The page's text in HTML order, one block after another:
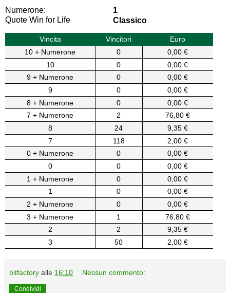
Numerone:
1
Quote Win for Life
Classico
Vincita Vincitori
Euro
10 + Numerone
0
0,00 €
10
0
0,00 €
9 + Numerone
0
0,00 €
9
0
0,00 €
8 + Numerone
0
0,00 €
7 + Numerone
2
76,80 €
8
24
9,35 €
7
118
2,00 €
0 + Numerone
0
0,00 €
0
0
0,00 €
1 + Numerone
0
0,00 €
1
0
0,00 €
2 + Numerone
0
0,00 €
3 + Numerone
1
76,80 €
2
2
9,35 €
3
50 2,00 €
bitfactory alle 16:10 Nessun commento:
Condividi